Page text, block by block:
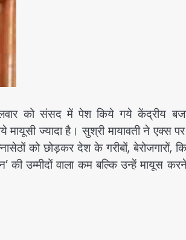
को संसद में पेश किये गये केंद्रीय
ज्यादा है। सुश्री मायावती ने एक्स पर
को छोड़कर देश के गरीबों, बेरोजगारों,
उम्मीदों वाला कम बल्कि उन्हें मायूस